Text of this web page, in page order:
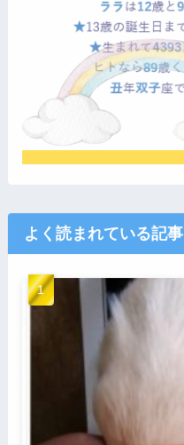
よく読まれている記事